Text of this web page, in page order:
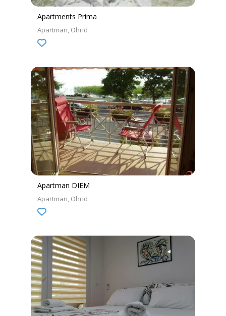
Apartments Prima
Apartman Ohrid
Apartman DIEM
Apartman Ohrid